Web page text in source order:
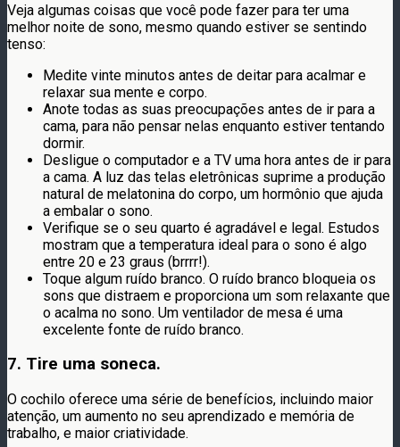
Veja algumas coisas que você pode fazer para ter uma
melhor noite de sono, mesmo quando estiver se sentindo
tenso:
Medite vinte minutos antes de deitar para acalmar e
relaxar sua mente e corpo.
Anote todas as suas preocupações antes de ir para a
cama, para não pensar nelas enquanto estiver tentando
dormir.
Desligue o computador e a TV uma hora antes de ir para
a cama. A luz das telas eletrônicas suprime a produção
natural de melatonina do corpo, um hormônio que ajuda
a embalar o sono.
Verifique se o seu quarto é agradável e legal. Estudos
mostram que a temperatura ideal para o sono é algo
entre 20 e 23 graus (brrrr!).
Toque algum ruído branco. O ruído branco bloqueia os
sons que distraem e proporciona um som relaxante que
o acalma no sono. Um ventilador de mesa é uma
excelente fonte de ruído branco.
7. Tire uma soneca.
O cochilo oferece uma série de benefícios, incluindo maior
atenção, um aumento no seu aprendizado e memória de
trabalho, e maior criatividade.